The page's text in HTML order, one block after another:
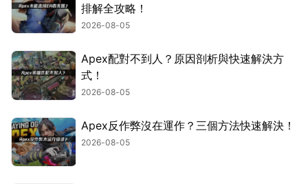
排解全攻略！
2026-08-05
Apex配對不到人？原因剖析與快速解決方
式！
2026-08-05
Apex反作弊沒在運作？三個方法快速解決！
2026-08-05